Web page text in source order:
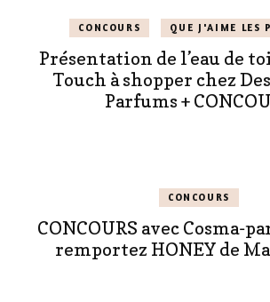
CONCOURS QUE J'AIME LES
Présentation de l’eau de
Touch à shopper chez
Parfums +
CONCOURS
CONCOURS avec Cosma-
remportez HONEY de